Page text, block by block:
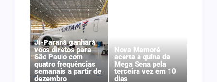
Ji-Paraná ganhará
voos diretos para
São Paulo com
quatro frequências
semanais a partir de
dezembro
Nova Mamoré
acerta a quina da
Mega Sena pela
terceira vez em 10
dias